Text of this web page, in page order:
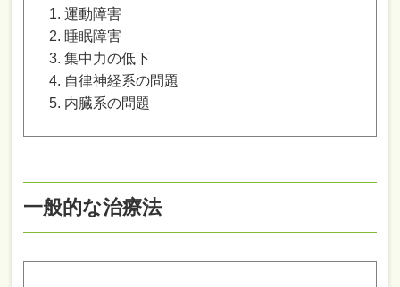
運動障害
睡眠障害
集中力の低下
自律神経系の問題
内臓系の問題
一般的な治療法